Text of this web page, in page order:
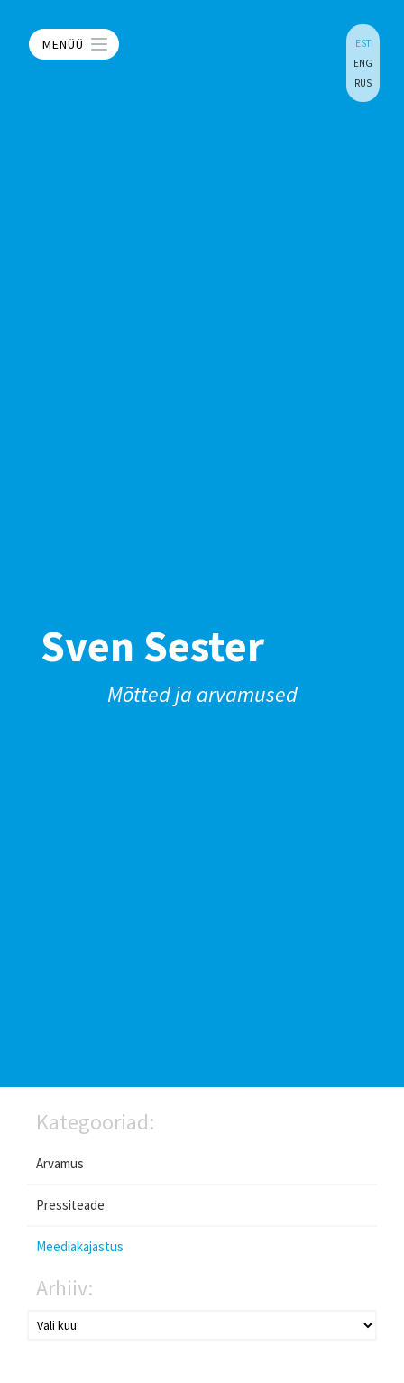
MENÜÜ
EST
ENG
RUS
Sven Sester
Mõtted ja arvamused
Kategooriad:
Arvamus
Pressiteade
Meediakajastus
Arhiiv: